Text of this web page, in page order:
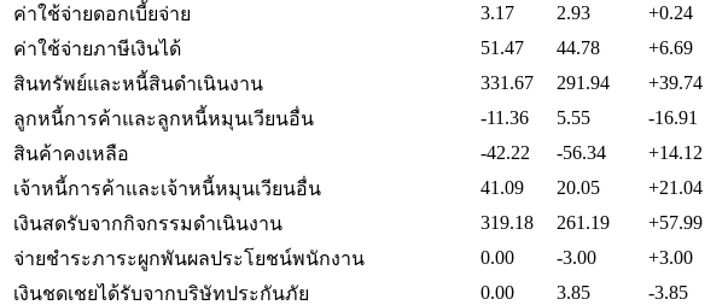
ค่าใช้จ่ายดอกเบี้ยจ่าย
3.17 2.93
+0.24
ค่าใช้จ่ายภาษีเงินได้
51.47 44.78
+6.69
สินทรัพย์และหนี้สินดำเนินงาน
331.67 291.94
+39.74
ลูกหนี้การค้าและลูกหนี้หมุนเวียนอื่น
-11.36 5.55
-16.91
สินค้าคงเหลือ
-42.22 -56.34
+14.12
เจ้าหนี้การค้าและเจ้าหนี้หมุนเวียนอื่น
41.09 20.05
+21.04
เงินสดรับจากกิจกรรมดำเนินงาน
319.18 261.19
+57.99
จ่ายชำระภาระผูกพันผลประโยชน์พนักงาน
0.00 -3.00
+3.00
เงินชดเชยได้รับจากบริษัทประกันภัย
0.00 3.85
-3.85